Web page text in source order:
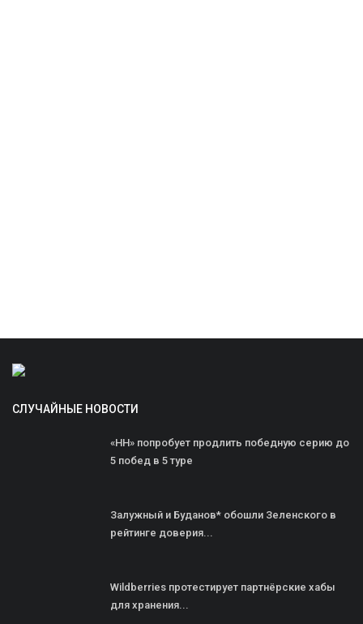
СЛУЧАЙНЫЕ НОВОСТИ
«НН» попробует продлить победную серию до
5 побед в 5 туре
Залужный и Буданов* обошли Зеленского в
рейтинге доверия...
Wildberries протестирует партнёрские хабы
для хранения...